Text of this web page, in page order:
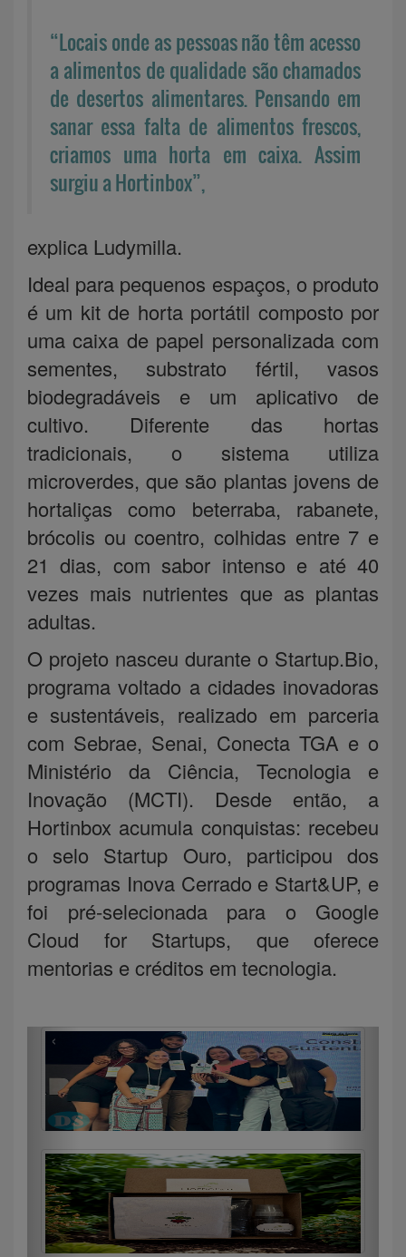
“Locais onde as pessoas não têm acesso
a alimentos de qualidade são chamados
de desertos alimentares. Pensando em
sanar essa falta de alimentos frescos,
criamos uma horta em caixa. Assim
surgiu a Hortinbox”,
explica Ludymilla.
Ideal para pequenos espaços, o produto
é um kit de horta portátil composto por
uma caixa de papel personalizada com
sementes, substrato fértil, vasos
biodegradáveis e um aplicativo de
cultivo. Diferente das hortas
tradicionais, o sistema utiliza
microverdes, que são plantas jovens de
hortaliças como beterraba, rabanete,
brócolis ou coentro, colhidas entre 7 e
21 dias, com sabor intenso e até 40
vezes mais nutrientes que as plantas
adultas.
O projeto nasceu durante o Startup.Bio,
programa voltado a cidades inovadoras
e sustentáveis, realizado em parceria
com Sebrae, Senai, Conecta TGA e o
Ministério da Ciência, Tecnologia e
Inovação (MCTI). Desde então, a
Hortinbox acumula conquistas: recebeu
o selo Startup Ouro, participou dos
programas Inova Cerrado e Start&UP, e
foi pré-selecionada para o Google
Cloud for Startups, que oferece
mentorias e créditos em tecnologia.
‹ ›